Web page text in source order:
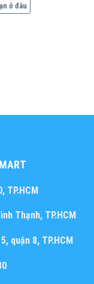
ở đâu
TP.HCM
Thạnh, TP.HCM
quận 8, TP.HCM